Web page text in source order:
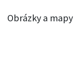
Obrázky a mapy